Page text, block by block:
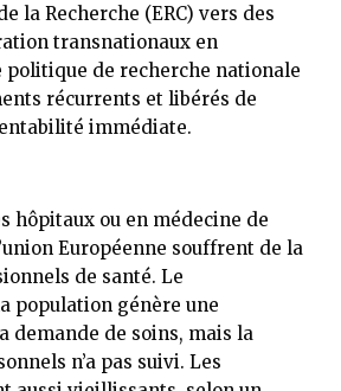
la Recherche (ERC) vers des
transnationaux en
politique de recherche nationale
récurrents et libérés de
immédiate.
hôpitaux ou en médecine de
Européenne souffrent de la
de santé. Le
population génère une
demande de soins, mais la
n’a pas suivi. Les